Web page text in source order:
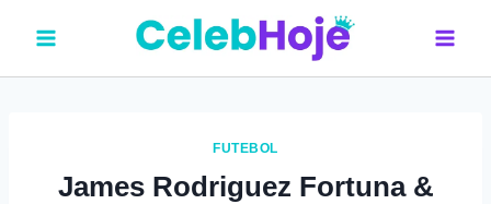
o
FUTEBOL
James Rodriguez Fortuna &